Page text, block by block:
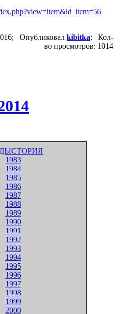
Опубликовал kibitka; Кол-
во просмотров: 1014
1983
1984
1985
1986
1987
1988
1989
1990
1991
1992
1993
1994
1995
1996
1997
1998
1999
2000